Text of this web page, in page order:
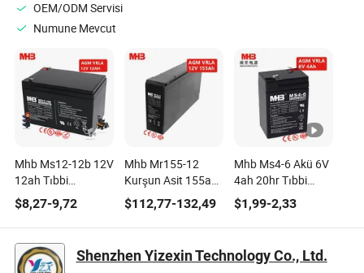
OEM/ODM Servisi
Numune Mevcut
Mhb Ms12-12b 12V
12ah Tıbbi
Ekipmanlar için Şarj
Edilebilir Pil
$8,27-9,72
Mhb Mr155-12
Kurşun Asit 155ah
12V İnce AGM
Derin Döngü Jel Ön
Terminal Aküsü
için
$112,77-132,49
Mhb Ms4-6 Akü 6V
4ah 20hr Tıbbi
Ekipmanlar için Şarj
Edilebilir Kapalı
Kurşun Asit Aküsü
$1,99-2,33
Shenzhen Yizexin Technology Co., Ltd.